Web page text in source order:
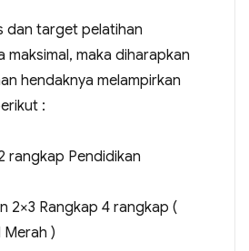
dan target pelatihan
maksimal, maka diharapkan
hendaknya melampirkan
:
rangkap Pendidikan
2×3 Rangkap 4 rangkap (
)